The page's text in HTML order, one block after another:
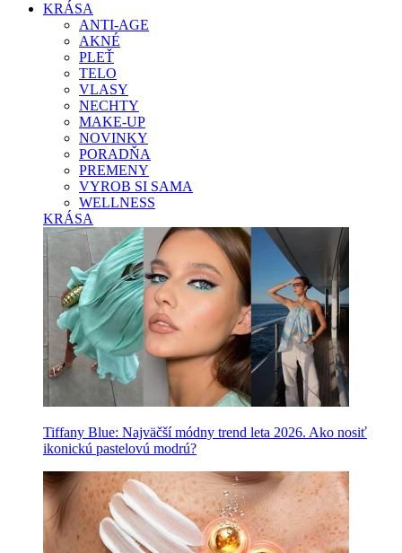
KRÁSA
ANTI-AGE
AKNÉ
PLEŤ
TELO
VLASY
NECHTY
MAKE-UP
NOVINKY
PORADŇA
PREMENY
VYROB SI SAMA
WELLNESS
KRÁSA
Tiffany Blue: Najväčší módny trend leta 2026. Ako nosiť
ikonickú pastelovú modrú?